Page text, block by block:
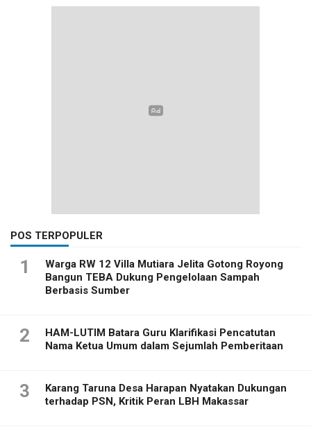
POS TERPOPULER
1
Warga RW 12 Villa Mutiara Jelita Gotong Royong
Bangun TEBA Dukung Pengelolaan Sampah
Berbasis Sumber
2
HAM-LUTIM Batara Guru Klarifikasi Pencatutan
Nama Ketua Umum dalam Sejumlah Pemberitaan
3
Karang Taruna Desa Harapan Nyatakan Dukungan
terhadap PSN, Kritik Peran LBH Makassar